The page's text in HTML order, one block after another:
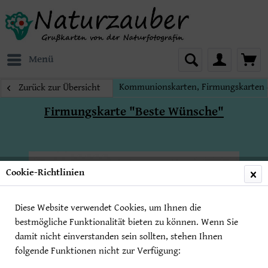
Menü
Zurück zur Übersicht Kommunionskarten,
Firmungskarte "Beste Wünsche"
Cookie-Richtlinien
Diese Website verwendet Cookies, um Ihnen die
bestmögliche Funktionalität bieten zu können. Wenn Sie
damit nicht einverstanden sein sollten, stehen Ihnen
folgende Funktionen nicht zur Verfügung: